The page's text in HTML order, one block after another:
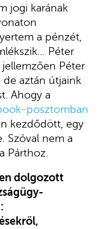
jogi karának
a pénzét,
Péter
Péter
de aztán útjaink
Ahogy a
posztomban
kezdődött, egy
Szóval nem a
Párthoz.
dolgozott